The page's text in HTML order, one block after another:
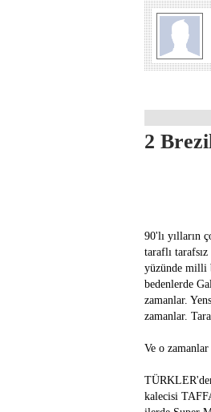
2
90'lı yılların
taraflı
yüzünde milli
bedenlerde
zamanlar.
zamanlar.
Ve o zamanlar
kalecisi